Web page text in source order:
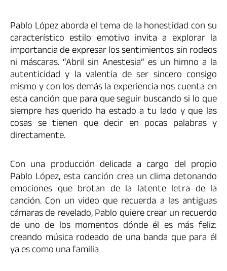
Pablo López aborda el tema de la honestidad con su
característico estilo emotivo invita a explorar la
importancia de expresar los sentimientos sin rodeos
ni máscaras. “Abril sin Anestesia” es un himno a la
autenticidad y la valentía de ser sincero consigo
mismo y con los demás la experiencia nos cuenta en
esta canción que para que seguir buscando si lo que
siempre has querido ha estado a tu lado y que las
cosas se tienen que decir en pocas palabras y
directamente.
Con una producción delicada a cargo del propio
Pablo López, esta canción crea un clima detonando
emociones que brotan de la latente letra de la
canción. Con un video que recuerda a las antiguas
cámaras de revelado, Pablo quiere crear un recuerdo
de uno de los momentos dónde él es más feliz:
creando música rodeado de una banda que para él
ya es como una familia